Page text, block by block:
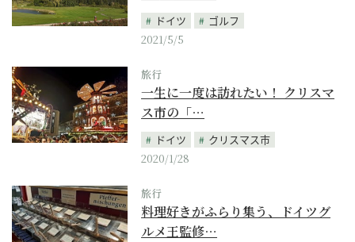
ドイツ
ゴルフ
2021/5/5
旅行
一生に一度は訪れたい！ クリスマ
ス市の「…
ドイツ
クリスマス市
2020/1/28
旅行
料理好きがふらり集う、ドイツグ
ルメ王監修…